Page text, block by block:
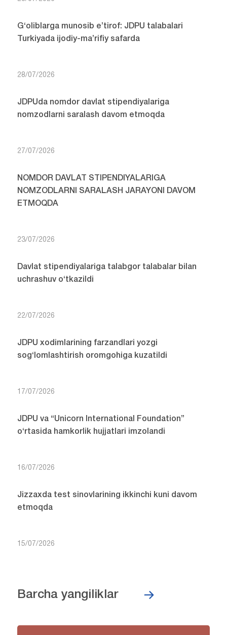
G‘oliblarga munosib e’tirof: JDPU talabalari
Turkiyada ijodiy-ma’rifiy safarda
28/07/2026
JDPUda nomdor davlat stipendiyalariga
nomzodlarni saralash davom etmoqda
27/07/2026
NOMDOR DAVLAT STIPENDIYALARIGA
NOMZODLARNI SARALASH JARAYONI DAVOM
ETMOQDA
23/07/2026
Davlat stipendiyalariga talabgor talabalar bilan
uchrashuv o‘tkazildi
22/07/2026
JDPU xodimlarining farzandlari yozgi
sog‘lomlashtirish oromgohiga kuzatildi
17/07/2026
JDPU va “Unicorn International Foundation”
o‘rtasida hamkorlik hujjatlari imzolandi
16/07/2026
Jizzaxda test sinovlarining ikkinchi kuni davom
etmoqda
15/07/2026
Barcha yangiliklar